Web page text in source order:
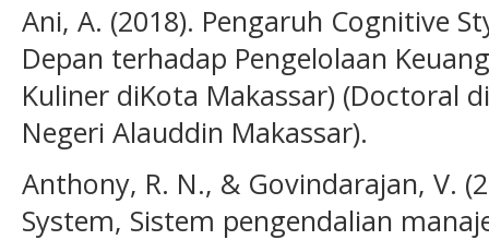
Ani, A. (2018). Pengaruh Cognitive
Depan terhadap Pengelolaan
Kuliner diKota Makassar) (Doctoral
Negeri Alauddin Makassar).
Anthony, R. N., & Govindarajan, V.
System, Sistem pengendalian